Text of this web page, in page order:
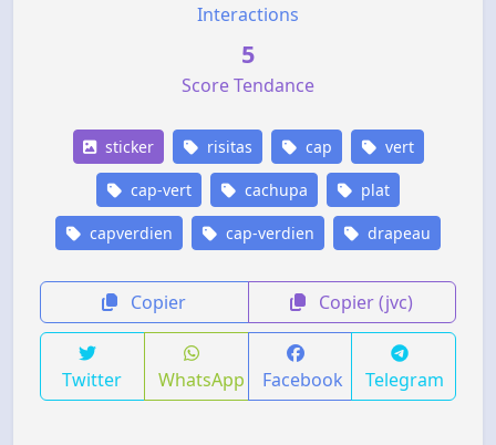
Interactions
5
Score Tendance
sticker risitas cap vert
cap-vert cachupa plat
capverdien cap-verdien drapeau
Copier Copier (jvc)
Twitter WhatsApp Facebook Telegram